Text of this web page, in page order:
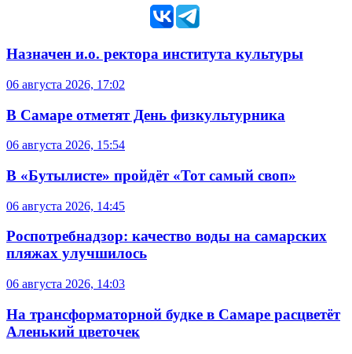
Назначен и.о. ректора института культуры
06 августа 2026, 17:02
В Самаре отметят День физкультурника
06 августа 2026, 15:54
В «Бутылисте» пройдёт «Тот самый своп»
06 августа 2026, 14:45
Роспотребнадзор: качество воды на самарских
пляжах улучшилось
06 августа 2026, 14:03
На трансформаторной будке в Самаре расцветёт
Аленький цветочек